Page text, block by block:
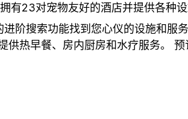
有23对宠物友好的酒店并提供各种设
阶搜索功能找到您心仪的设施和服
热早餐、房内厨房和水疗服务。 预